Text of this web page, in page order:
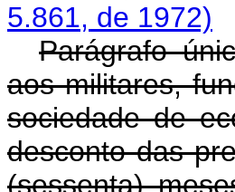
5.861, de 1972)
Parágrafo
aos militares,
sociedade de
desconto das
(sessenta)